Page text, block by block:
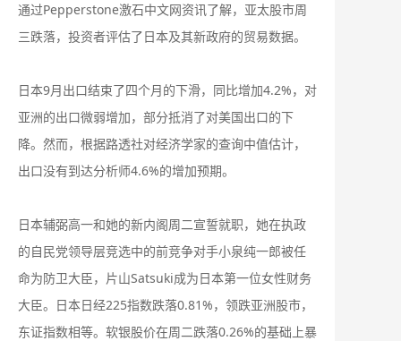
通过Pepperstone激石中文网资讯了解，亚太股市周
三跌落，投资者评估了日本及其新政府的贸易数据。
日本9月出口结束了四个月的下滑，同比增加4.2%，对
亚洲的出口微弱增加，部分抵消了对美国出口的下
降。然而，根据路透社对经济学家的查询中值估计，
出口没有到达分析师4.6%的增加预期。
日本辅弼高一和她的新内阁周二宣誓就职，她在执政
的自民党领导层竞选中的前竞争对手小泉纯一郎被任
命为防卫大臣，片山Satsuki成为日本第一位女性财务
大臣。日本日经225指数跌落0.81%，领跌亚洲股市，
东证指数相等。软银股价在周二跌落0.26%的基础上暴